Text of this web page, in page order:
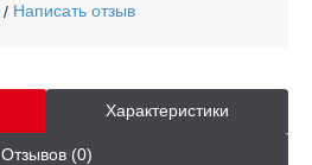
/ Написать отзыв
Характеристики
Отзывов (0)